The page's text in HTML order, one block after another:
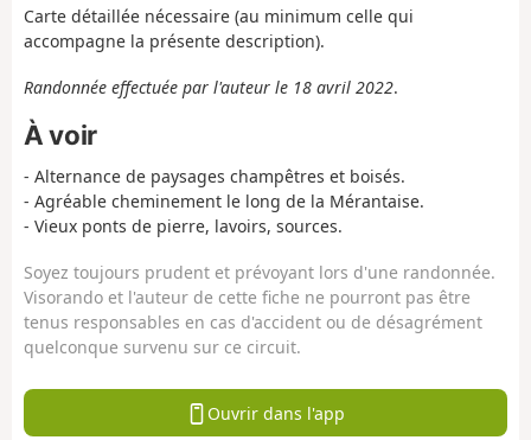
Carte détaillée nécessaire (au minimum celle qui
accompagne la présente description).
Randonnée effectuée par l'auteur le 18 avril 2022.
À voir
- Alternance de paysages champêtres et boisés.
- Agréable cheminement le long de la Mérantaise.
- Vieux ponts de pierre, lavoirs, sources.
Soyez toujours prudent et prévoyant lors d'une randonnée.
Visorando et l'auteur de cette fiche ne pourront pas être
tenus responsables en cas d'accident ou de désagrément
quelconque survenu sur ce circuit.
Ouvrir dans l'app